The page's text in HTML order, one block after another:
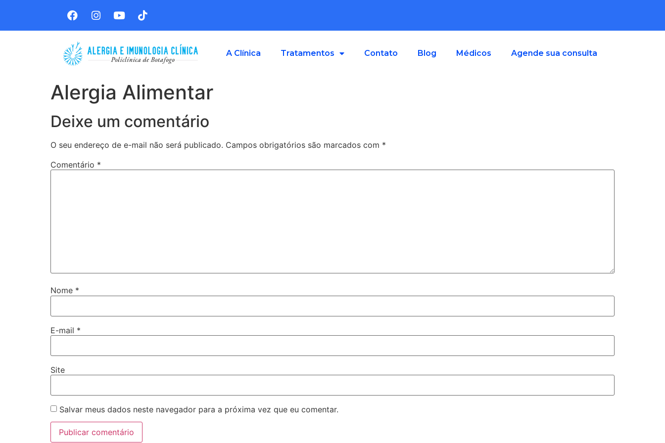
A Clínica Tratamentos Contato Blog Médicos Agende sua consulta
Alergia Alimentar
Deixe um comentário
O seu endereço de e-mail não será publicado. Campos obrigatórios são marcados com *
Comentário *
Nome *
E-mail *
Site
Salvar meus dados neste navegador para a próxima vez que eu comentar.